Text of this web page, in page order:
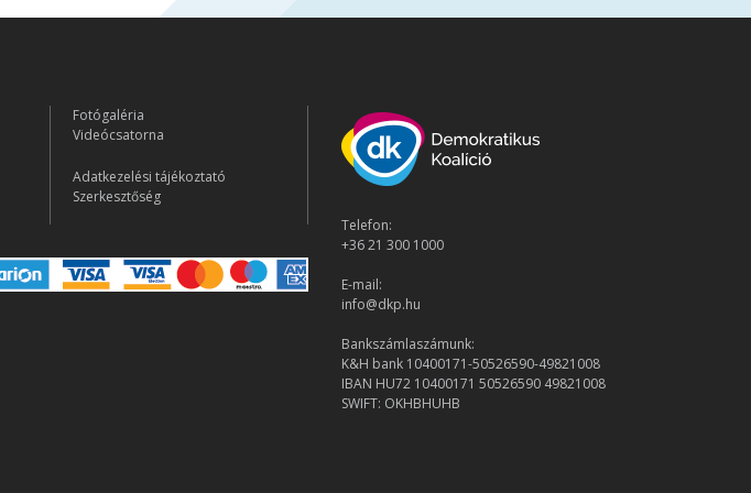
Fotógaléria
Videócsatorna
Adatkezelési tájékoztató
Szerkesztőség
Telefon:
+36 21 300 1000
E-mail:
info@dkp.hu
Bankszámlaszámunk:
K&H bank 10400171-50526590-49821008
IBAN HU72 10400171 50526590 49821008
SWIFT: OKHBHUHB